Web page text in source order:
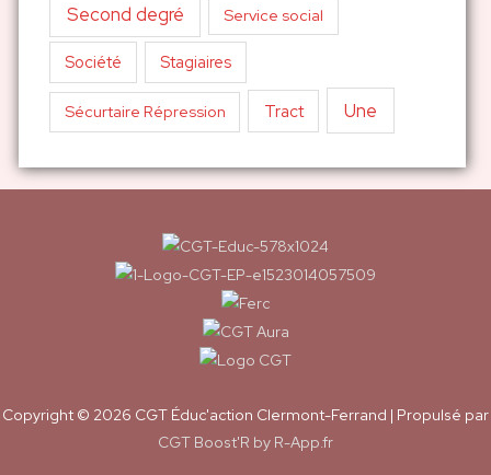
Second degré Service social
Société Stagiaires
Sécurtaire Répression Tract Une
Copyright © 2026 CGT Éduc'action Clermont-Ferrand | Propulsé par
CGT Boost'R by R-App.fr